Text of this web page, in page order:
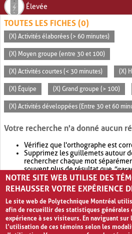
Élevée
TOUTES LES FICHES (0)
(X) Activités élaborées (> 60 minutes)
(X) Moyen groupe (entre 30 et 100)
(X) Activités courtes (< 30 minutes) (X)
(X) Équipe (X) Grand groupe (> 100)
(X) Activités développées (Entre 30 et 60
Votre recherche n'a donné aucun
Vérifiez que l'orthographe est
Supprimez les guillemets autour
rechercher chaque mot
souvent plus de résultat que
Envisagez d'élargir votre
retournera souvent plus de
NOTRE SITE WEB UTILISE DES
REHAUSSER VOTRE EXPÉRIENCE
Le site web de Polytechnique Montréal
afin de recueillir des statistiques
expérience à ses visiteurs. En naviguant sur
l’utilisation de ces témoins selon les